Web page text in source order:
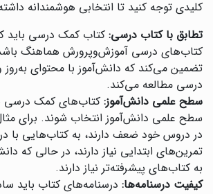
کلیدی توجه کنید تا انتخابی هوشمندانه
تطابق با کتاب درسی: کتاب کمک درسی باید
کتاب‌های درسی آموزش‌وپرورش هماهنگ
تضمین می‌کند که دانش‌آموز با محتوای به‌روز و
درسی مطالعه می‌کند.
سطح علمی دانش‌آموز: کتاب‌های کمک درسی
سطح علمی دانش‌آموز انتخاب شوند. برای
در دروس خود ضعف دارند، به کتاب‌هایی با
تمرین‌های ابتدایی نیاز دارند، در حالی که
به کتاب‌های پیشرفته‌تر نیاز دارند.
کیفیت درسنامه‌ها: درسنامه‌های کتاب باید